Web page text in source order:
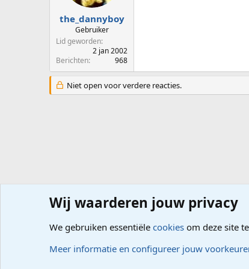
the_dannyboy
Gebruiker
Lid geworden
2 jan 2002
Berichten
968
Niet open voor verdere reacties.
Forums Computerproblemen Besturingssysteem
Wij waarderen jouw privacy
We gebruiken essentiële cookies om deze site
Meer informatie en configureer jouw